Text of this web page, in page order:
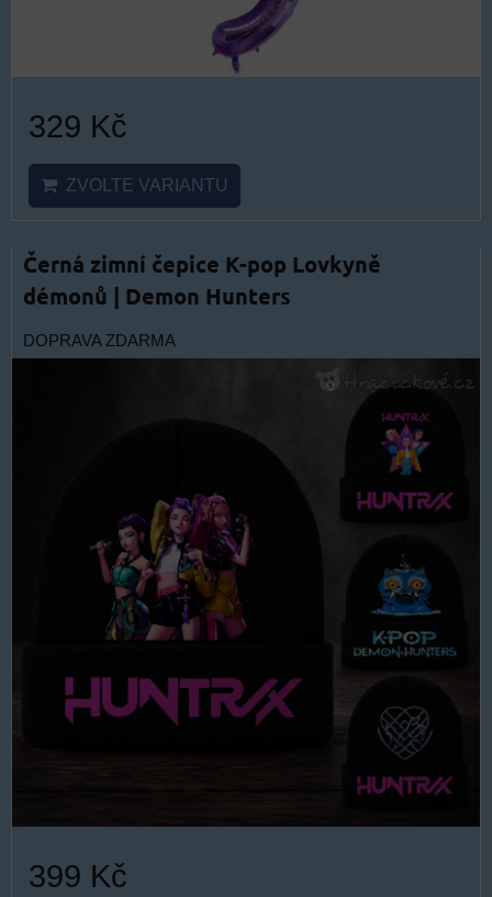
329 Kč
ZVOLTE VARIANTU
Černá zimní čepice K-pop Lovkyně
démonů | Demon Hunters
DOPRAVA ZDARMA
399 Kč